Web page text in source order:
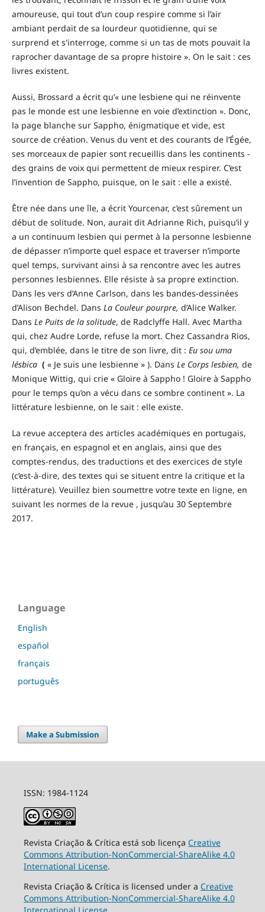
amoureuse, qui tout d’un coup respire comme si l’air
ambiant perdait de sa lourdeur quotidienne, qui se
surprend et s'interroge, comme si un tas de mots pouvait la
raprocher davantage de sa propre histoire ». On le sait : ces
livres existent.
Aussi, Brossard a écrit qu’« une lesbiene qui ne réinvente
pas le monde est une lesbienne en voie d’extinction ». Donc,
la page blanche sur Sappho, énigmatique et vide, est
source de création. Venus du vent et des courants de l’Égée,
ses morceaux de papier sont recueillis dans les continents -
des grains de voix qui permettent de mieux respirer. C’est
l’invention de Sappho, puisque, on le sait : elle a existé.
Être née dans une île, a écrit Yourcenar, c’est sûrement un
début de solitude. Non, aurait dit Adrianne Rich, puisqu’il y
a un continuum lesbien qui permet à la personne lesbienne
de dépasser n’importe quel espace et traverser n’importe
quel temps, survivant ainsi à sa rencontre avec les autres
personnes lesbiennes. Elle résiste à sa propre extinction.
Dans les vers d’Anne Carlson, dans les bandes-dessinées
d’Alison Bechdel. Dans La Couleur pourpre, d’Alice Walker.
Dans Le Puits de la solitude, de Radclyffe Hall. Avec Martha
qui, chez Audre Lorde, refuse la mort. Chez Cassandra Rios,
qui, d’emblée, dans le titre de son livre, dit : Eu sou uma
lésbica ( « Je suis une lesbienne » ). Dans Le Corps lesbien, de
Monique Wittig, qui crie « Gloire à Sappho ! Gloire à Sappho
pour le temps qu’on a vécu dans ce sombre continent ». La
littérature lesbienne, on le sait : elle existe.
La revue acceptera des articles académiques en portugais,
en français, en espagnol et en anglais, ainsi que des
comptes-rendus, des traductions et des exercices de style
(c’est-à-dire, des textes qui se situent entre la critique et la
littérature). Veuillez bien soumettre votre texte en ligne, en
suivant les normes de la revue , jusqu’au 30 Septembre
2017.
Language
English
español
français
português
Make a Submission
ISSN: 1984-1124
Revista Criação & Crítica está sob licença Creative
Commons Attribution-NonCommercial-ShareAlike 4.0
International License.
Revista Criação & Crítica is licensed under a Creative
Commons Attribution-NonCommercial-ShareAlike 4.0